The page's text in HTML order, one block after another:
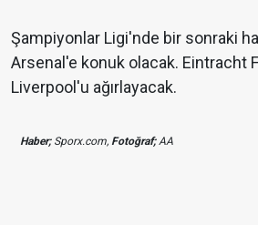
Şampiyonlar Ligi'nde bir sonraki
Arsenal'e konuk olacak. Eintracht
Liverpool'u ağırlayacak.
Haber;Sporx.com, Fotoğraf;AA